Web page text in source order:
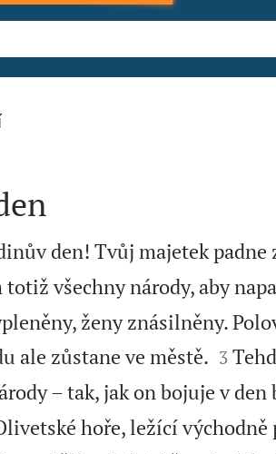
den! Tvůj majetek
všechny národy, aby
ženy znásilněny.
ale zůstane ve městě.
3
– tak, jak on bojuje v
hoře, ležící východně